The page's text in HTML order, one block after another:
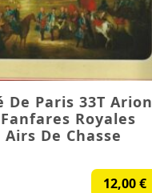
De Paris 33T Arion
Royales
Airs De Chasse
12,00€